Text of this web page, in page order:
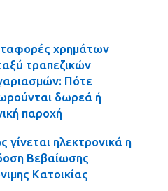
χρημάτων
τραπεζικών
Πότε
δωρεά ή
παροχή
γίνεται ηλεκτρονικά η
Βεβαίωσης
Κατοικίας